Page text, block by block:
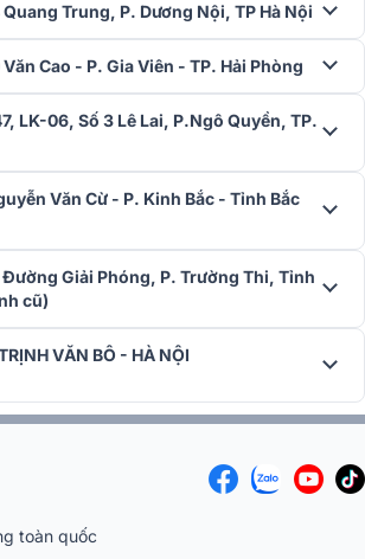
cấu hình cho phép người dùng tiết kiệm được
quá trình thiết lập hệ thống bằng gán cài
với cấu hình hệ thống của bạn, đơn giản chọn
mỗi loa, còn loa Config Wizard sẽ làm.
cổng kết nối
đầu vào XLR và TRS, kết nối bài, Speakon
đến khả năng phối ghép linh động, dễ
Trung, P. Dương Nội, TP Hà Nội
Cao - P. Gia Viên - TP. Hải Phòng
LK-06, Số 3 Lê Lai, P.Ngô Quyền, TP.
Văn Cừ - P. Kinh Bắc - Tỉnh Bắc
Đường Giải Phóng, P. Trường Thi, Tỉnh
cũ)
VĂN BÔ - HÀ NỘI
toàn quốc